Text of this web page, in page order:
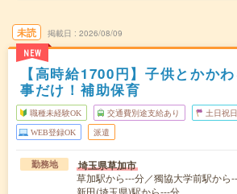
未読
NEW
掲載日 2026/08/09
【高時給1700円】子供とかか
事だけ！補助保育
職種未経験OK 交通費別途支給あり 土日祝
WEB登録OK 派遣
勤務地 埼玉県草加市
草加駅から---分／獨協大学前駅から
新田(埼玉県)駅から---分